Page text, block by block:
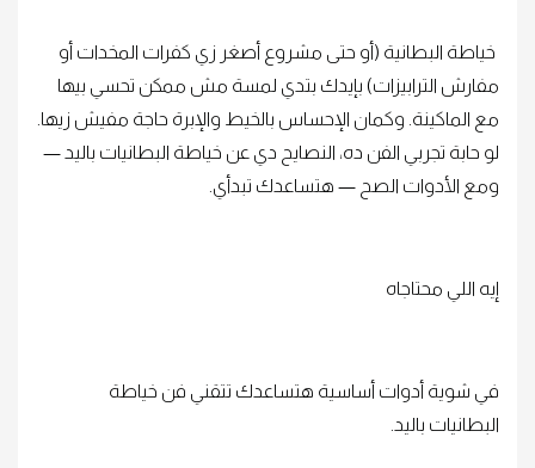
خياطة البطانية (أو حتى مشروع أصغر زي كفرات المخدات أو
مفارش الترابيزات) بإيدك بتدي لمسة مش ممكن تحسي بيها
مع الماكينة. وكمان الإحساس بالخيط والإبرة حاجة مفيش زيها.
لو حابة تجربي الفن ده، النصايح دي عن خياطة البطانيات باليد —
ومع الأدوات الصح — هتساعدك تبدأي.
إيه اللي محتاجاه
في شوية أدوات أساسية هتساعدك تتقني فن خياطة
البطانيات باليد.